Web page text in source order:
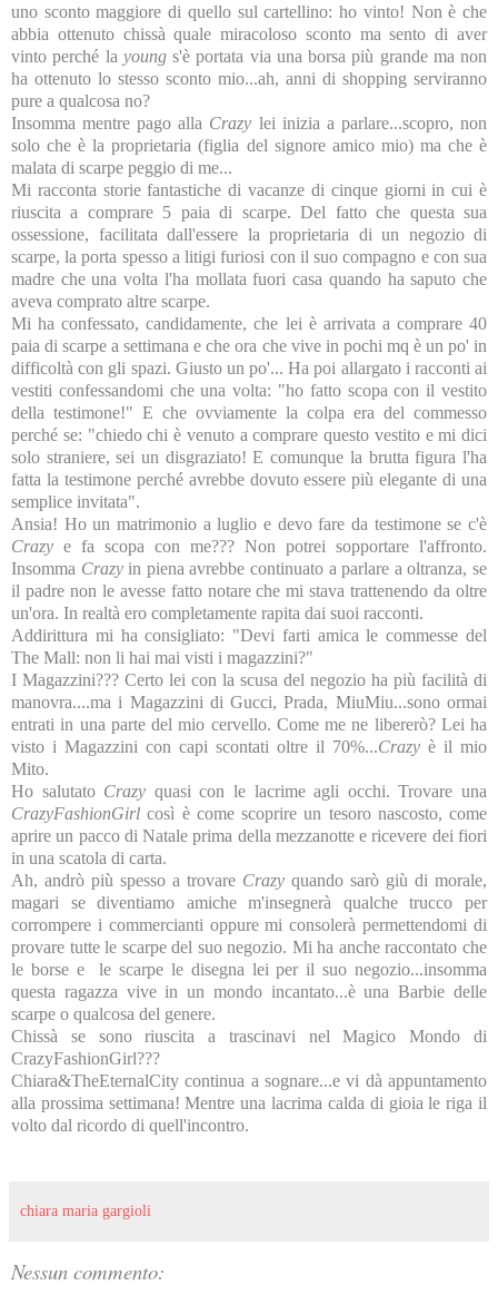
uno sconto maggiore di quello sul cartellino: ho vinto! Non è che
abbia ottenuto chissà quale miracoloso sconto ma sento di aver
vinto perché la youngs'è portata via una borsa più grande ma non
ha ottenuto lo stesso sconto mio...ah, anni di shopping serviranno
pure a qualcosa no?
Insomma mentre pago alla Crazy lei inizia a parlare...scopro, non
solo che è la proprietaria (figlia del signore amico mio) ma che è
malata di scarpe peggio di me...
Mi racconta storie fantastiche di vacanze di cinque giorni in cui è
riuscita a comprare 5 paia di scarpe. Del fatto che questa sua
ossessione, facilitata dall'essere la proprietaria di un negozio di
scarpe, la porta spesso a litigi furiosi con il suo compagno e con sua
madre che una volta l'ha mollata fuori casa quando ha saputo che
aveva comprato altre scarpe.
Mi ha confessato, candidamente, che lei è arrivata a comprare 40
paia di scarpe a settimana e che ora che vive in pochi mq è un po' in
difficoltà con gli spazi. Giusto un po'... Ha poi allargato i racconti ai
vestiti confessandomi che una volta: "ho fatto scopa con il vestito
della testimone!" E che ovviamente la colpa era del commesso
perché se: "chiedo chi è venuto a comprare questo vestito e mi dici
solo straniere, sei un disgraziato! E comunque la brutta figura l'ha
fatta la testimone perché avrebbe dovuto essere più elegante di una
semplice invitata".
Ansia! Ho un matrimonio a luglio e devo fare da testimone se c'è
Crazy e fa scopa con me??? Non potrei sopportare l'affronto.
Insomma Crazyin piena avrebbe continuato a parlare a oltranza, se
il padre non le avesse fatto notare che mi stava trattenendo da oltre
un'ora. In realtà ero completamente rapita dai suoi racconti.
Addirittura mi ha consigliato: "Devi farti amica le commesse del
The Mall: non li hai mai visti i magazzini?"
I Magazzini??? Certo lei con la scusa del negozio ha più facilità di
manovra....ma i Magazzini di Gucci, Prada, MiuMiu...sono ormai
entrati in una parte del mio cervello. Come me ne libererò? Lei ha
visto i Magazzini con capi scontati oltre il 70%...Crazy è il mio
Mito.
Ho salutato Crazy quasi con le lacrime agli occhi. Trovare una
CrazyFashionGirl così è come scoprire un tesoro nascosto, come
aprire un pacco di Natale prima della mezzanotte e ricevere dei fiori
in una scatola di carta.
Ah, andrò più spesso a trovare Crazy quando sarò giù di morale,
magari se diventiamo amiche m'insegnerà qualche trucco per
corrompere i commercianti oppure mi consolerà permettendomi di
provare tutte le scarpe del suo negozio. Mi ha anche raccontato che
le borse e le scarpe le disegna lei per il suo negozio...insomma
questa ragazza vive in un mondo incantato...è una Barbie delle
scarpe o qualcosa del genere.
Chissà se sono riuscita a trascinavi nel Magico Mondo di
CrazyFashionGirl???
Chiara&TheEternalCity continua a sognare...e vi dà appuntamento
alla prossima settimana! Mentre una lacrima calda di gioia le riga il
volto dal ricordo di quell'incontro.
chiara maria gargioli
Nessun commento: